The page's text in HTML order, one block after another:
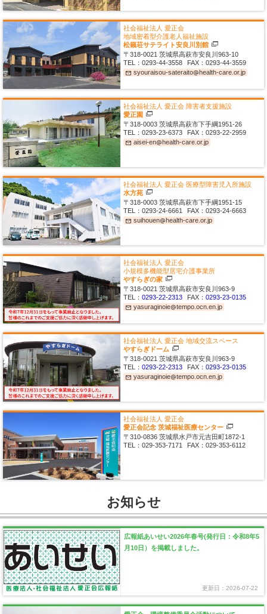
社会福祉法人 愛正会
地域密着型介護老人福祉施設
松籟荘サテライト安良川別館
〒318-0021茨城県高萩市安良川963-10
TEL：0293-44-3558 FAX：0293-44-3559
mail_outline syouraisou-sateraitoalternate_email health-care or jp
社会福祉法人 愛正会障害者支援施設
愛正園
〒318-0003茨城県高萩市下手綱1951-26
TEL：0293-23-6373 FAX：0293-22-2959
mail_outline aisei-enalternate_email health-care or jp
社会福祉法人 愛正会医療型障害児入所施設
水方苑
〒318-0003茨城県高萩市下手綱1951-15
TEL：0293-24-6661 FAX：0293-24-6663
mail_outline suihouenalternate_email health-care or jp
社会福祉法人 愛正会
小規模多機能型居宅介護事業所
やすらぎの家
〒318-0021茨城県高萩市安良川963-9
TEL：0293-22-2313 FAX：0293-23-0135
mail_outline yasuraginoiealternate_emailtempo ocn en jp
社会福祉法人 愛正会地域交流スペース
やすらぎドーム
〒318-0021茨城県高萩市安良川963-9
TEL：0293-22-2313 FAX：0293-23-0135
mail_outline yasuraginoiealternate_emailtempo ocn en jp
社会福祉法人 愛正会
愛正会記念茨城福祉医療センター
〒310-0836茨城県水戸市元吉田町1872-1
TEL：029-353-7171 FAX：029-353-6112
お知らせ
広報紙あいせい2026年春号(発行日：令和8年5
月10日）を掲載しました。
更新日：2026-07-22